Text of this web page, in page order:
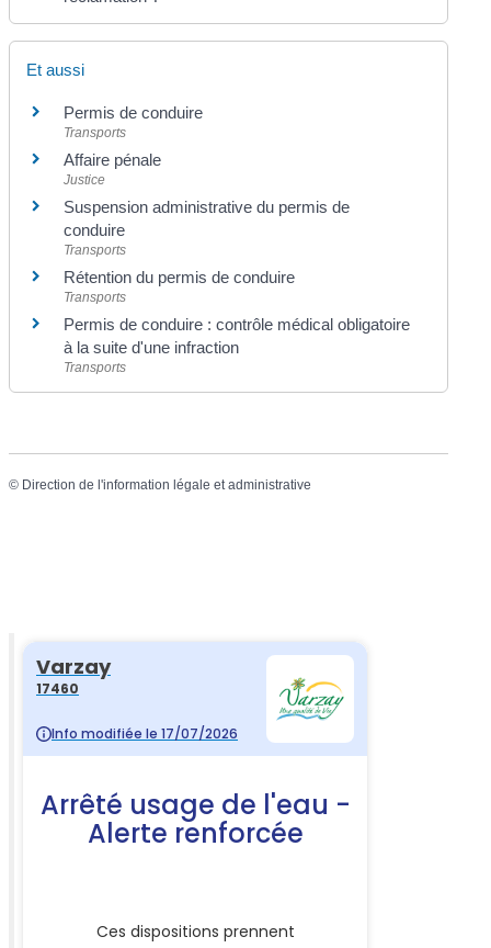
Et aussi
Permis de conduire
Transports
Affaire pénale
Justice
Suspension administrative du permis de
conduire
Transports
Rétention du permis de conduire
Transports
Permis de conduire : contrôle médical obligatoire
à la suite d'une infraction
Transports
© Direction de l'information légale et administrative